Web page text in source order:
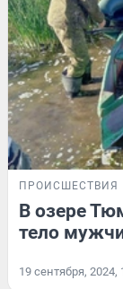
ПРОИСШЕСТВИЯ
В озере
тело
19 сентября, 2024,